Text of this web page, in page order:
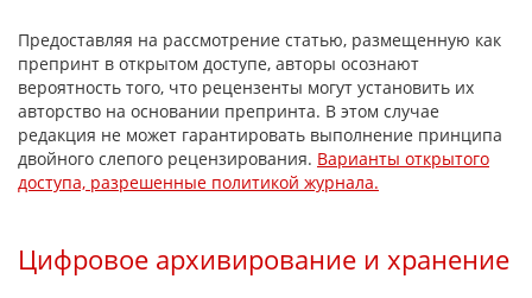
Предоставляя на рассмотрение статью, размещенную как
препринт в открытом доступе, авторы осознают
вероятность того, что рецензенты могут установить их
авторство на основании препринта. В этом случае
редакция не может гарантировать выполнение принципа
двойного слепого рецензирования. Варианты открытого
доступа, разрешенные политикой журнала.
Цифровое архивирование и хранение